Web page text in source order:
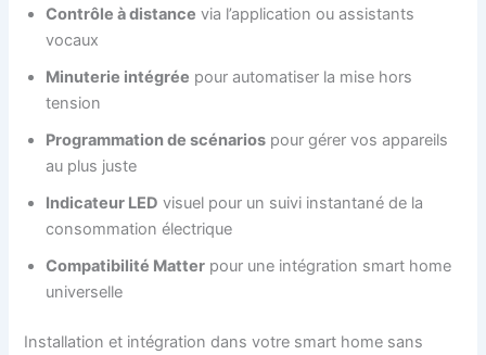
Contrôle à distance via l’application ou assistants
vocaux
Minuterie intégrée pour automatiser la mise hors
tension
Programmation de scénarios pour gérer vos appareils
au plus juste
Indicateur LED visuel pour un suivi instantané de la
consommation électrique
Compatibilité Matter pour une intégration smart home
universelle
Installation et intégration dans votre smart home sans